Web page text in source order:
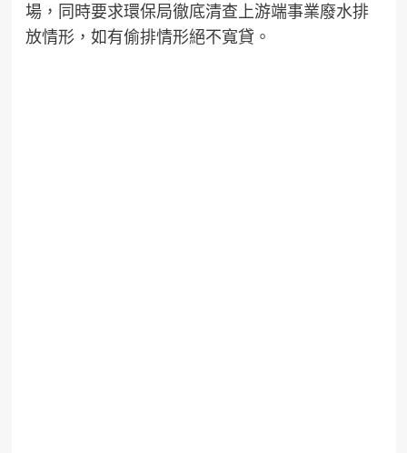
場，同時要求環保局徹底清查上游端事業廢水排
放情形，如有偷排情形絕不寬貸。